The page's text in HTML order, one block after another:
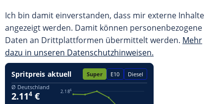
Ich bin damit einverstanden, dass mir externe Inhalte
angezeigt werden. Damit können personenbezogene
Daten an Drittplattformen übermittelt werden. Mehr
dazu in unseren Datenschutzhinweisen.